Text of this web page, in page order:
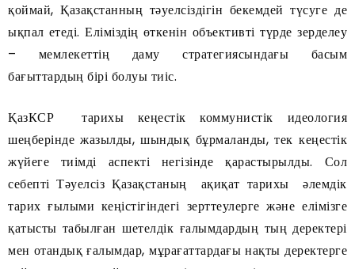
қоймай, Қазақстанның тәуелсіздігін бекемдей түсуге де
ықпал етеді. Еліміздің өткенін объективті түрде зерделеу
– мемлекеттің даму стратегиясындағы басым
бағыттардың бірі болуы тиіс.
ҚазКСР тарихы кеңестік коммунистік идеология
шеңберінде жазылды, шындық бұрмаланды, тек кеңестік
жүйеге тиімді аспекті негізінде қарастырылды. Сол
себепті Тәуелсіз Қазақстаның ақиқат тарихы әлемдік
тарих ғылыми кеңістігіндегі зерттеулерге және елімізге
қатысты табылған шетелдік ғалымдардың тың деректері
мен отандық ғалымдар, мұрағаттардағы нақты деректерге